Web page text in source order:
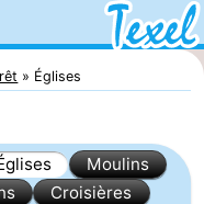
Églises
Moulins
Croisières